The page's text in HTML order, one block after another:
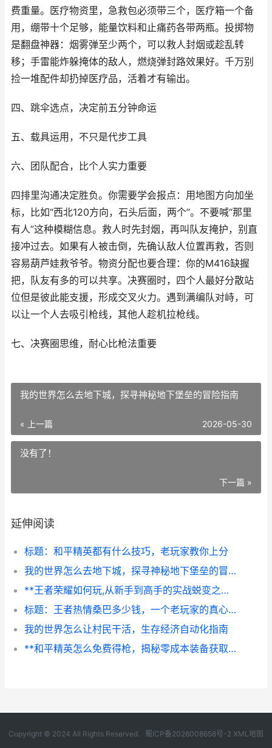
费重量。医疗物资里，急救包必须带三个，医疗箱一个备
用，绷带十个足够，能量饮料和止痛药各带两瓶。投掷物
是翻盘神器：烟雾弹至少两个，可以救人封烟或趁乱转
移；手雷能炸躲掩体的敌人，燃烧弹封路效果好。千万别
捡一堆配件却扔掉医疗品，活着才有输出。
四、跳伞选点，决定前五分钟命运
五、载具运用，不只是代步工具
六、团队配合，比个人实力重要
四排里沟通决定胜负。你需要学会报点：用地图方向加坐
标，比如“西北120方向，石头后面，两个”。不要喊“那里
有人”这种模糊信息。救人时先封烟，再叫队友掩护，别直
接冲过去。如果有人被击倒，先确认敌人位置再救，否则
容易葫芦娃救爷爷。物资分配也要合理：你的M416缺握
把，队友有多的可以共享。决赛圈时，四个人最好分散站
位但是彼此能支援，形成交叉火力。遇到满编队对峙，可
以让一个人去吸引枪线，其他人趁机拉枪线。
七、决赛圈思维，耐心比枪法重要
我的世界怎么去地下城，探寻神秘地下堡垒的冒险指南
« 上一篇 2026-05-30
没有了！
下一篇 »
延伸阅读
标题：和平精英都有什么技巧，老玩家教你上分
我的世界怎么去地下城，探寻神秘地下堡垒的冒险指南
**王者荣耀如何玩,从新手到高手的实战蜕变之路**
标题：王者热情桑巴多少钱，一个老玩家的真心话
我的世界怎么让村民干活，生存经济自动化指南
**和平精英怎么免费得枪，揭秘零成本装备获取攻略**
Copyright © 2024 All Rights Reserved. 蜀ICP备2026008658号-2 XML地图